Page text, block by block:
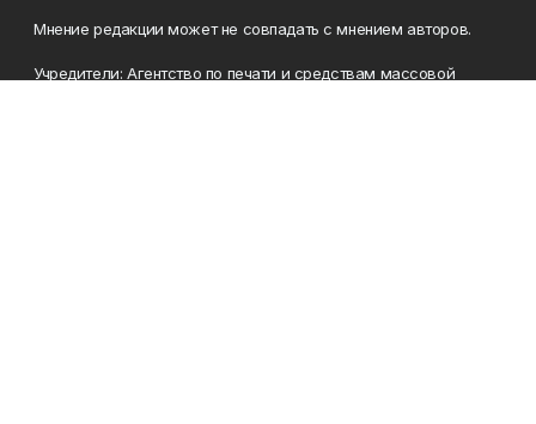
Мнение редакции может не совпадать с мнением авторов.
Учредители: Агентство по печати и средствам массовой